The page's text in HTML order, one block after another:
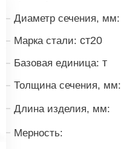
Диаметр сечения, мм:
Марка стали: ст20
Базовая единица: т
Толщина сечения, мм:
Длина изделия, мм:
Мерность: